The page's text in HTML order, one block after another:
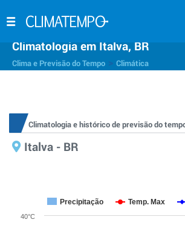
Climatologia em Italva, BR
Clima e Previsão do Tempo Climática
Climatologia e histórico de previsão do
Italva - BR
Precipitação Temp. Max
40°C